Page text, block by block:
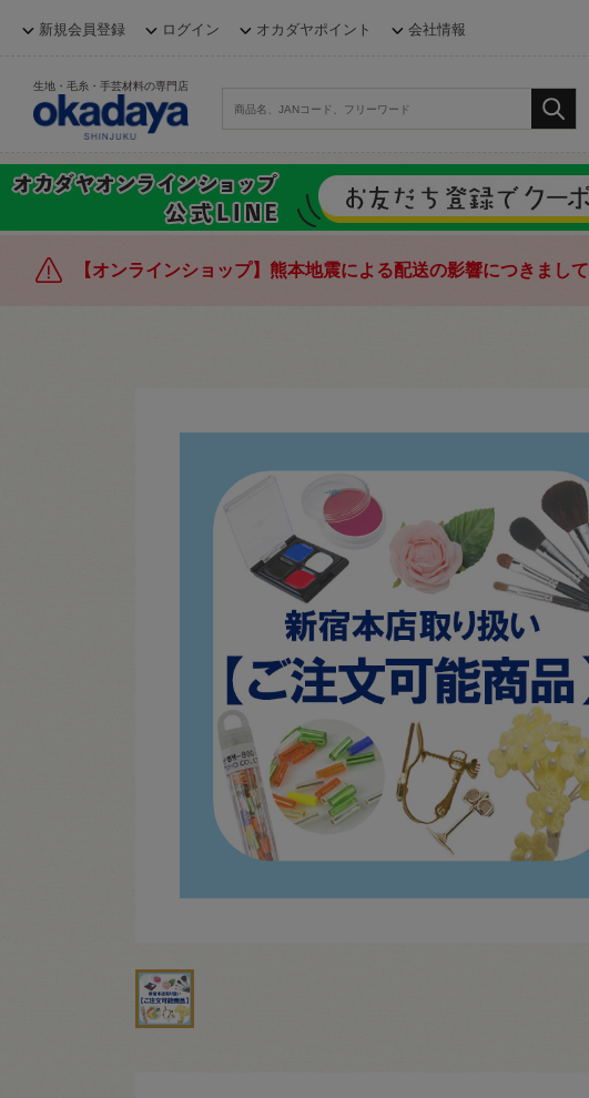
新規会員登録 ログイン オカダヤポイント 会社情報
生地・毛糸・手芸材料の専門店
【オンラインショップ】熊本地震による配送の影響につきまして